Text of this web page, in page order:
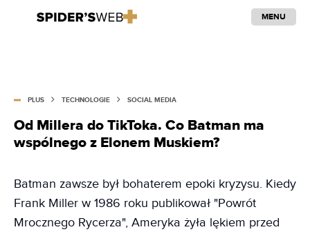
MENU
PLUS TECHNOLOGIE SOCIAL MEDIA
Od Millera do TikToka. Co Batman ma
wspólnego z Elonem Muskiem?
Batman zawsze był bohaterem epoki kryzysu. Kiedy
Frank Miller w 1986 roku publikował "Powrót
Mrocznego Rycerza", Ameryka żyła lękiem przed